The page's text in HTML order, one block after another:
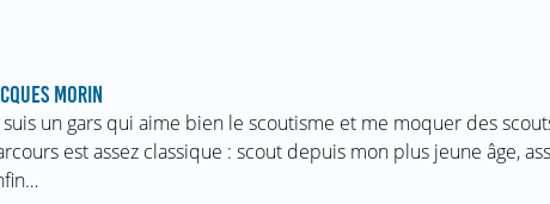
MORIN
suis un gars qui aime bien le scoutisme et me moquer des
est assez classique : scout depuis mon plus jeune âge,